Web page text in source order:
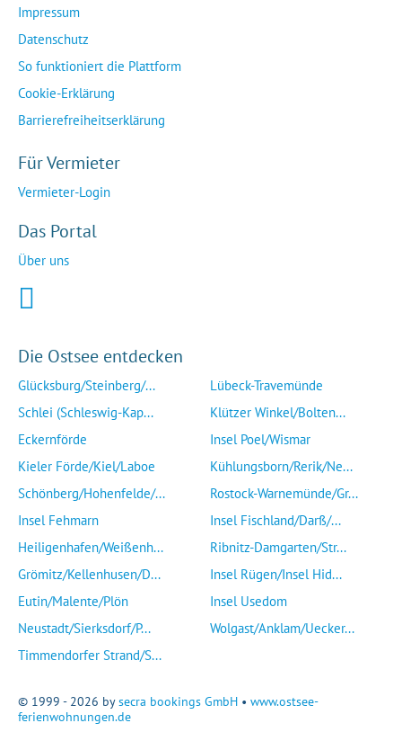
Impressum
Datenschutz
So funktioniert die Plattform
Cookie-Erklärung
Barrierefreiheitserklärung
Für Vermieter
Vermieter-Login
Das Portal
Über uns
Die Ostsee entdecken
Glücksburg/Steinberg/...
Schlei (Schleswig-Kap...
Eckernförde
Kieler Förde/Kiel/Laboe
Schönberg/Hohenfelde/...
Insel Fehmarn
Heiligenhafen/Weißenh...
Grömitz/Kellenhusen/D...
Eutin/Malente/Plön
Neustadt/Sierksdorf/P...
Timmendorfer Strand/S...
Lübeck-Travemünde
Klützer Winkel/Bolten...
Insel Poel/Wismar
Kühlungsborn/Rerik/Ne...
Rostock-Warnemünde/Gr...
Insel Fischland/Darß/...
Ribnitz-Damgarten/Str...
Insel Rügen/Insel Hid...
Insel Usedom
Wolgast/Anklam/Uecker...
© 1999 - 2026 bysecra bookings GmbH • www.ostsee-
ferienwohnungen.de